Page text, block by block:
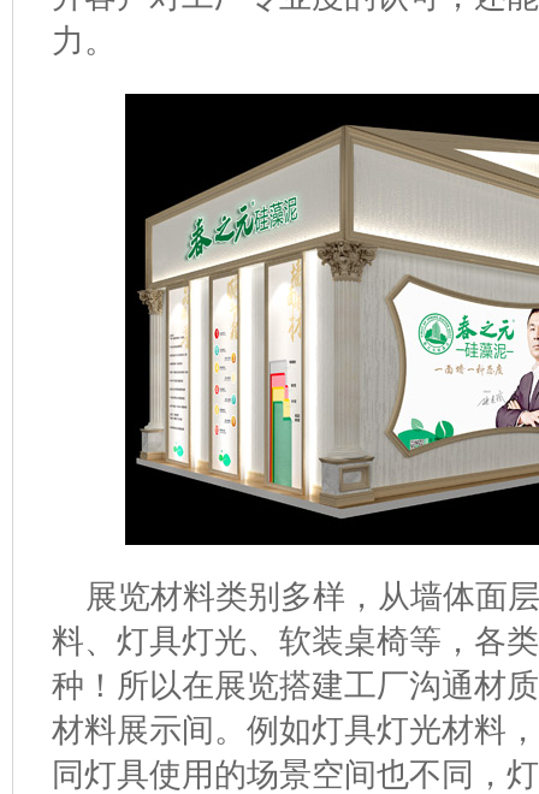
力。
展览材料类别多样，从墙体面
料、灯具灯光、软装桌椅等，各
种！所以在展览搭建工厂沟通材
材料展示间。例如灯具灯光材料
同灯具使用的场景空间也不同，